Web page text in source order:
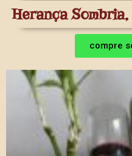
Herança
compre